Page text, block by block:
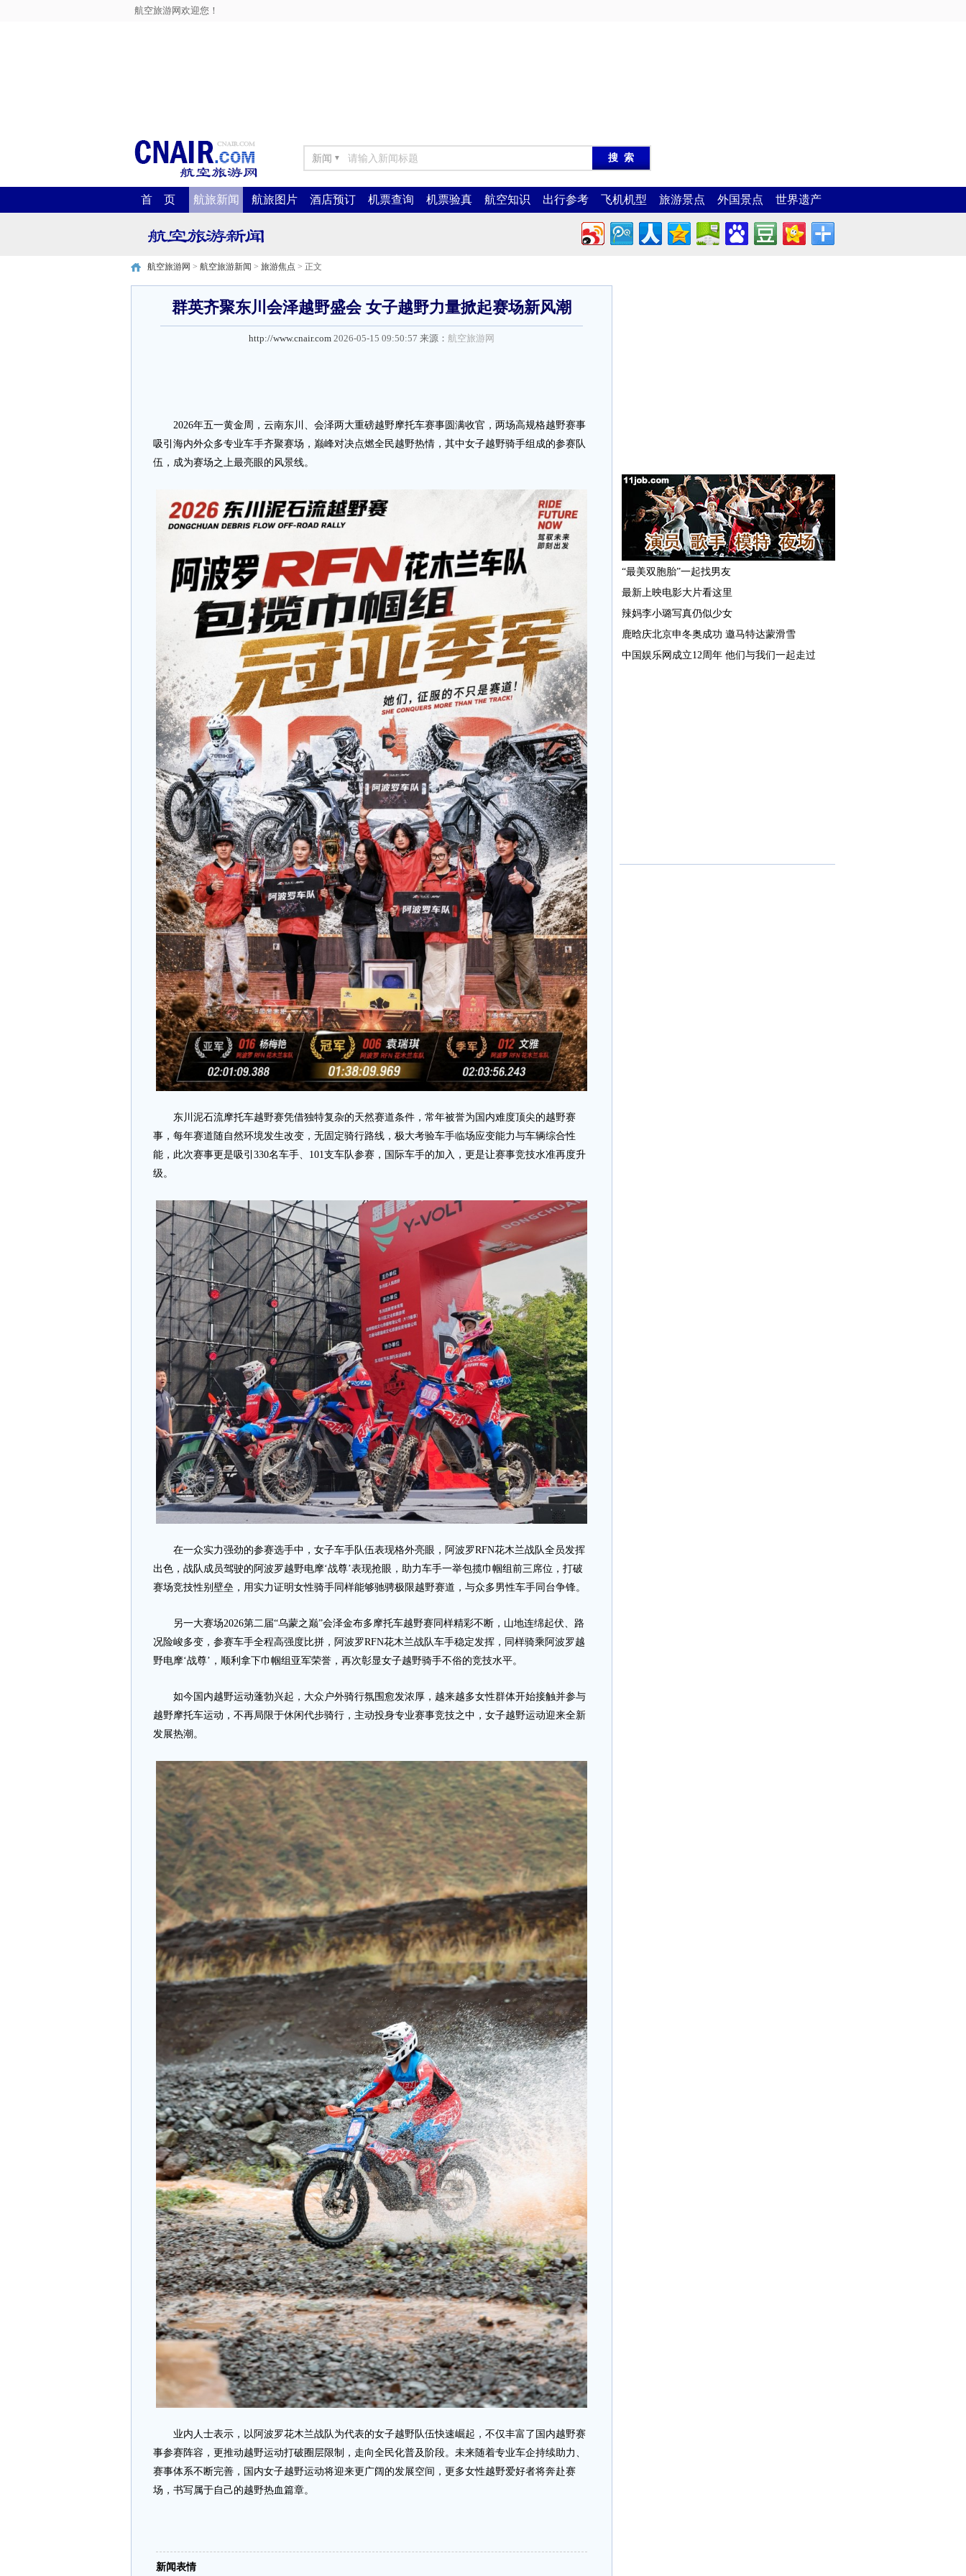
航空旅游网欢迎您！
新闻 ▼
首 页 航旅新闻 航旅图片 酒店预订 机票查询 机票验真 航空知识 出行参考 飞机机型 旅游景点 外国景点 世界遗产
航空旅游网 > 航空旅游新闻 > 旅游焦点 > 正文
群英齐聚东川会泽越野盛会 女子越野力量掀起赛场新风潮
http://www.cnair.com 2026-05-15 09:50:57 来源： 航空旅游网
2026年五一黄金周，云南东川、会泽两大重磅越野摩托车赛事圆满收官，两场高规格越野赛事
吸引海内外众多专业车手齐聚赛场，巅峰对决点燃全民越野热情，其中女子越野骑手组成的参赛队
伍，成为赛场之上最亮眼的风景线。
东川泥石流摩托车越野赛凭借独特复杂的天然赛道条件，常年被誉为国内难度顶尖的越野赛
事，每年赛道随自然环境发生改变，无固定骑行路线，极大考验车手临场应变能力与车辆综合性
能，此次赛事更是吸引330名车手、101支车队参赛，国际车手的加入，更是让赛事竞技水准再度升
级。
在一众实力强劲的参赛选手中，女子车手队伍表现格外亮眼，阿波罗RFN花木兰战队全员发挥
出色，战队成员驾驶的阿波罗越野电摩‘战尊’表现抢眼，助力车手一举包揽巾帼组前三席位，打破
赛场竞技性别壁垒，用实力证明女性骑手同样能够驰骋极限越野赛道，与众多男性车手同台争锋。
另一大赛场2026第二届“乌蒙之巅”会泽金布多摩托车越野赛同样精彩不断，山地连绵起伏、路
况险峻多变，参赛车手全程高强度比拼，阿波罗RFN花木兰战队车手稳定发挥，同样骑乘阿波罗越
野电摩‘战尊’，顺利拿下巾帼组亚军荣誉，再次彰显女子越野骑手不俗的竞技水平。
如今国内越野运动蓬勃兴起，大众户外骑行氛围愈发浓厚，越来越多女性群体开始接触并参与
越野摩托车运动，不再局限于休闲代步骑行，主动投身专业赛事竞技之中，女子越野运动迎来全新
发展热潮。
业内人士表示，以阿波罗花木兰战队为代表的女子越野队伍快速崛起，不仅丰富了国内越野赛
事参赛阵容，更推动越野运动打破圈层限制，走向全民化普及阶段。未来随着专业车企持续助力、
赛事体系不断完善，国内女子越野运动将迎来更广阔的发展空间，更多女性越野爱好者将奔赴赛
场，书写属于自己的越野热血篇章。
新闻表情